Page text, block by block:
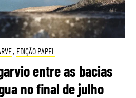
, EDIÇÃO PAPEL
entre as bacias
no final de julho